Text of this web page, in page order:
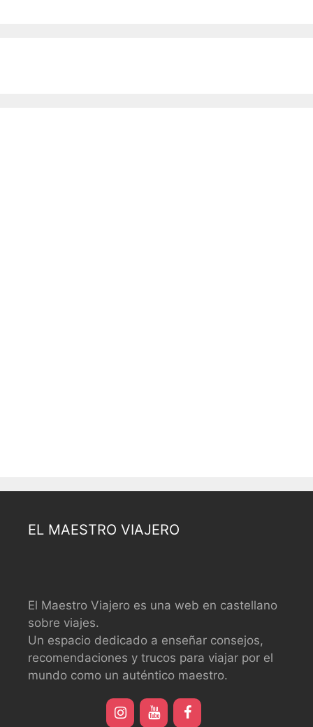
EL MAESTRO VIAJERO
El Maestro Viajero es una web en castellano
sobre viajes.
Un espacio dedicado a enseñar consejos,
recomendaciones y trucos para viajar por el
mundo como un auténtico maestro.